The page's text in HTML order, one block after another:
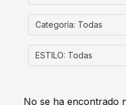
No se ha encontrado